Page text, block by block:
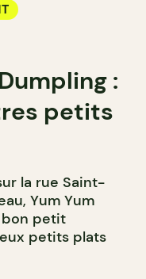
:
petits
la rue Saint-
Yum Yum
bon petit
petits plats